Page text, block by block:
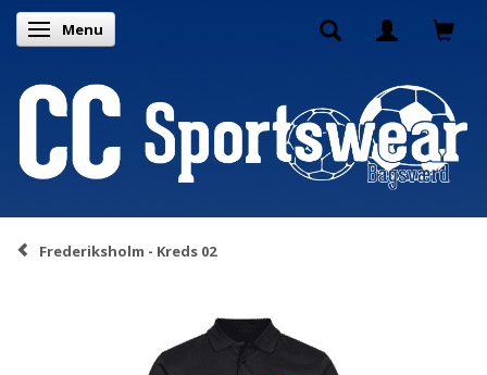
Skifte navigation
Menu
Frederiksholm - Kreds 02